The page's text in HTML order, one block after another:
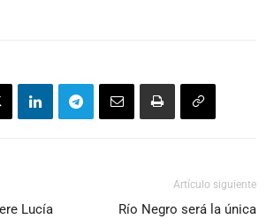
Lucía
Artículo siguiente
Río Negro será la única